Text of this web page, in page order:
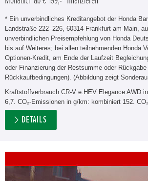
* Ein unverbindliches Kreditangebot der Honda
Landstraße 222–226, 60314 Frankfurt am Main,
unverbindlichen Preisempfehlung von Honda
bis auf Weiteres; bei allen teilnehmenden Honda
Optionen-Kredit, am Ende der Laufzeit
oder Finanzierung der Restsumme oder
Rückkaufbedingungen). (Abbildung zeigt
Kraftstoffverbrauch CR-V e:HEV Elegance AWD
6,7. CO₂-Emissionen in g/km: kombiniert 152.
DETAILS